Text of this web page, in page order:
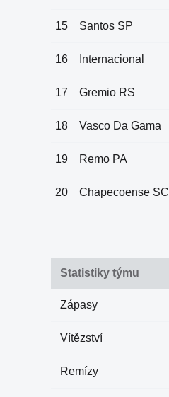
15 Santos SP
16 Internacional
17 Gremio RS
18 Vasco Da Gama
19 Remo PA
20 Chapecoense SC
Statistiky týmu
Zápasy
Vítězství
Remízy